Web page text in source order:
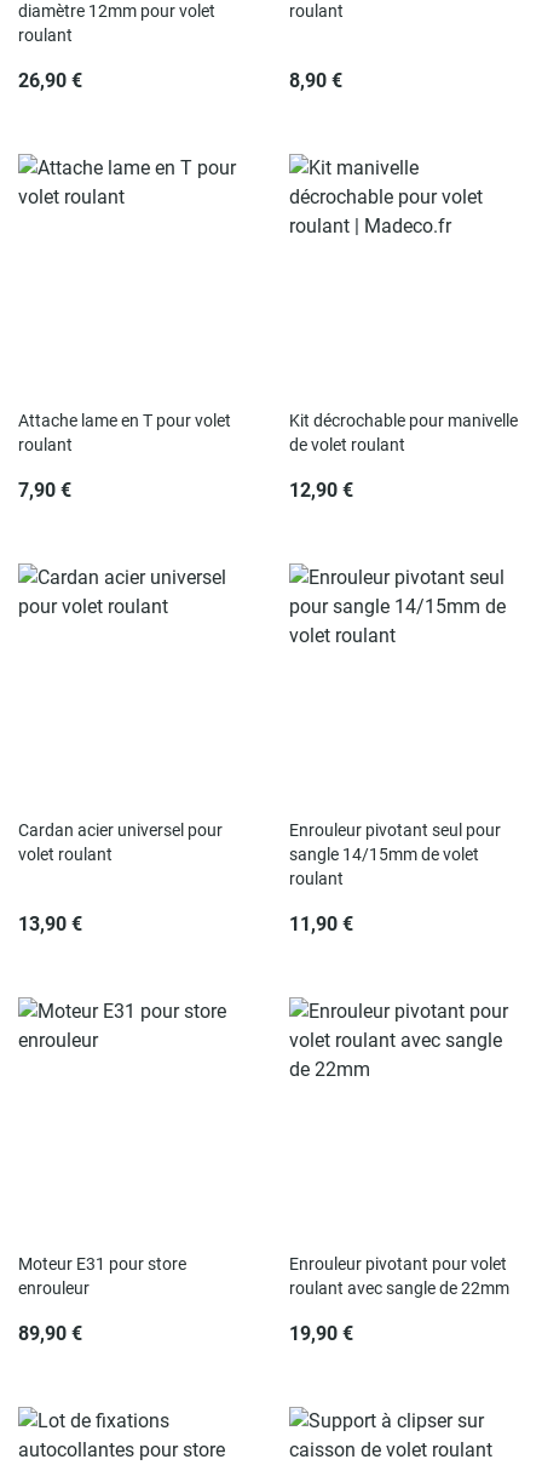
diamètre 12mm pour volet
roulant
26,90 €
roulant
8,90 €
Attache lame en T pour volet
roulant
7,90 €
Kit décrochable pour manivelle
de volet roulant
12,90 €
Cardan acier universel pour
volet roulant
13,90 €
Enrouleur pivotant seul pour
sangle 14/15mm de volet
roulant
11,90 €
Moteur E31 pour store
enrouleur
89,90 €
Enrouleur pivotant pour volet
roulant avec sangle de 22mm
19,90 €